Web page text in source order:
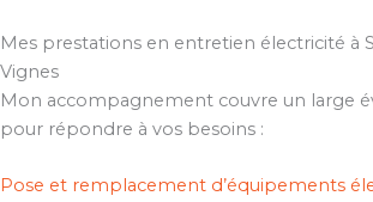
Mes prestations en entretien électricité à
Vignes
Mon accompagnement couvre un large
pour répondre à vos besoins :
Pose et remplacement d’équipements